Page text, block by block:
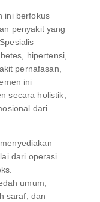
ini berfokus
penyakit yang
hipertensi,
pernafasan,
ini
secara holistik,
dari
dari operasi
umum,
saraf, dan